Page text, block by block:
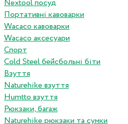
Nextool посуд
Портативні кавоварки
Wacaco кавоварки
Wacaco аксесуари
Спорт
Cold Steel бейсбольні біти
Взуття
Naturehike взуття
Humtto взуття
Рюкзаки, багаж
Naturehike рюкзаки та сумки